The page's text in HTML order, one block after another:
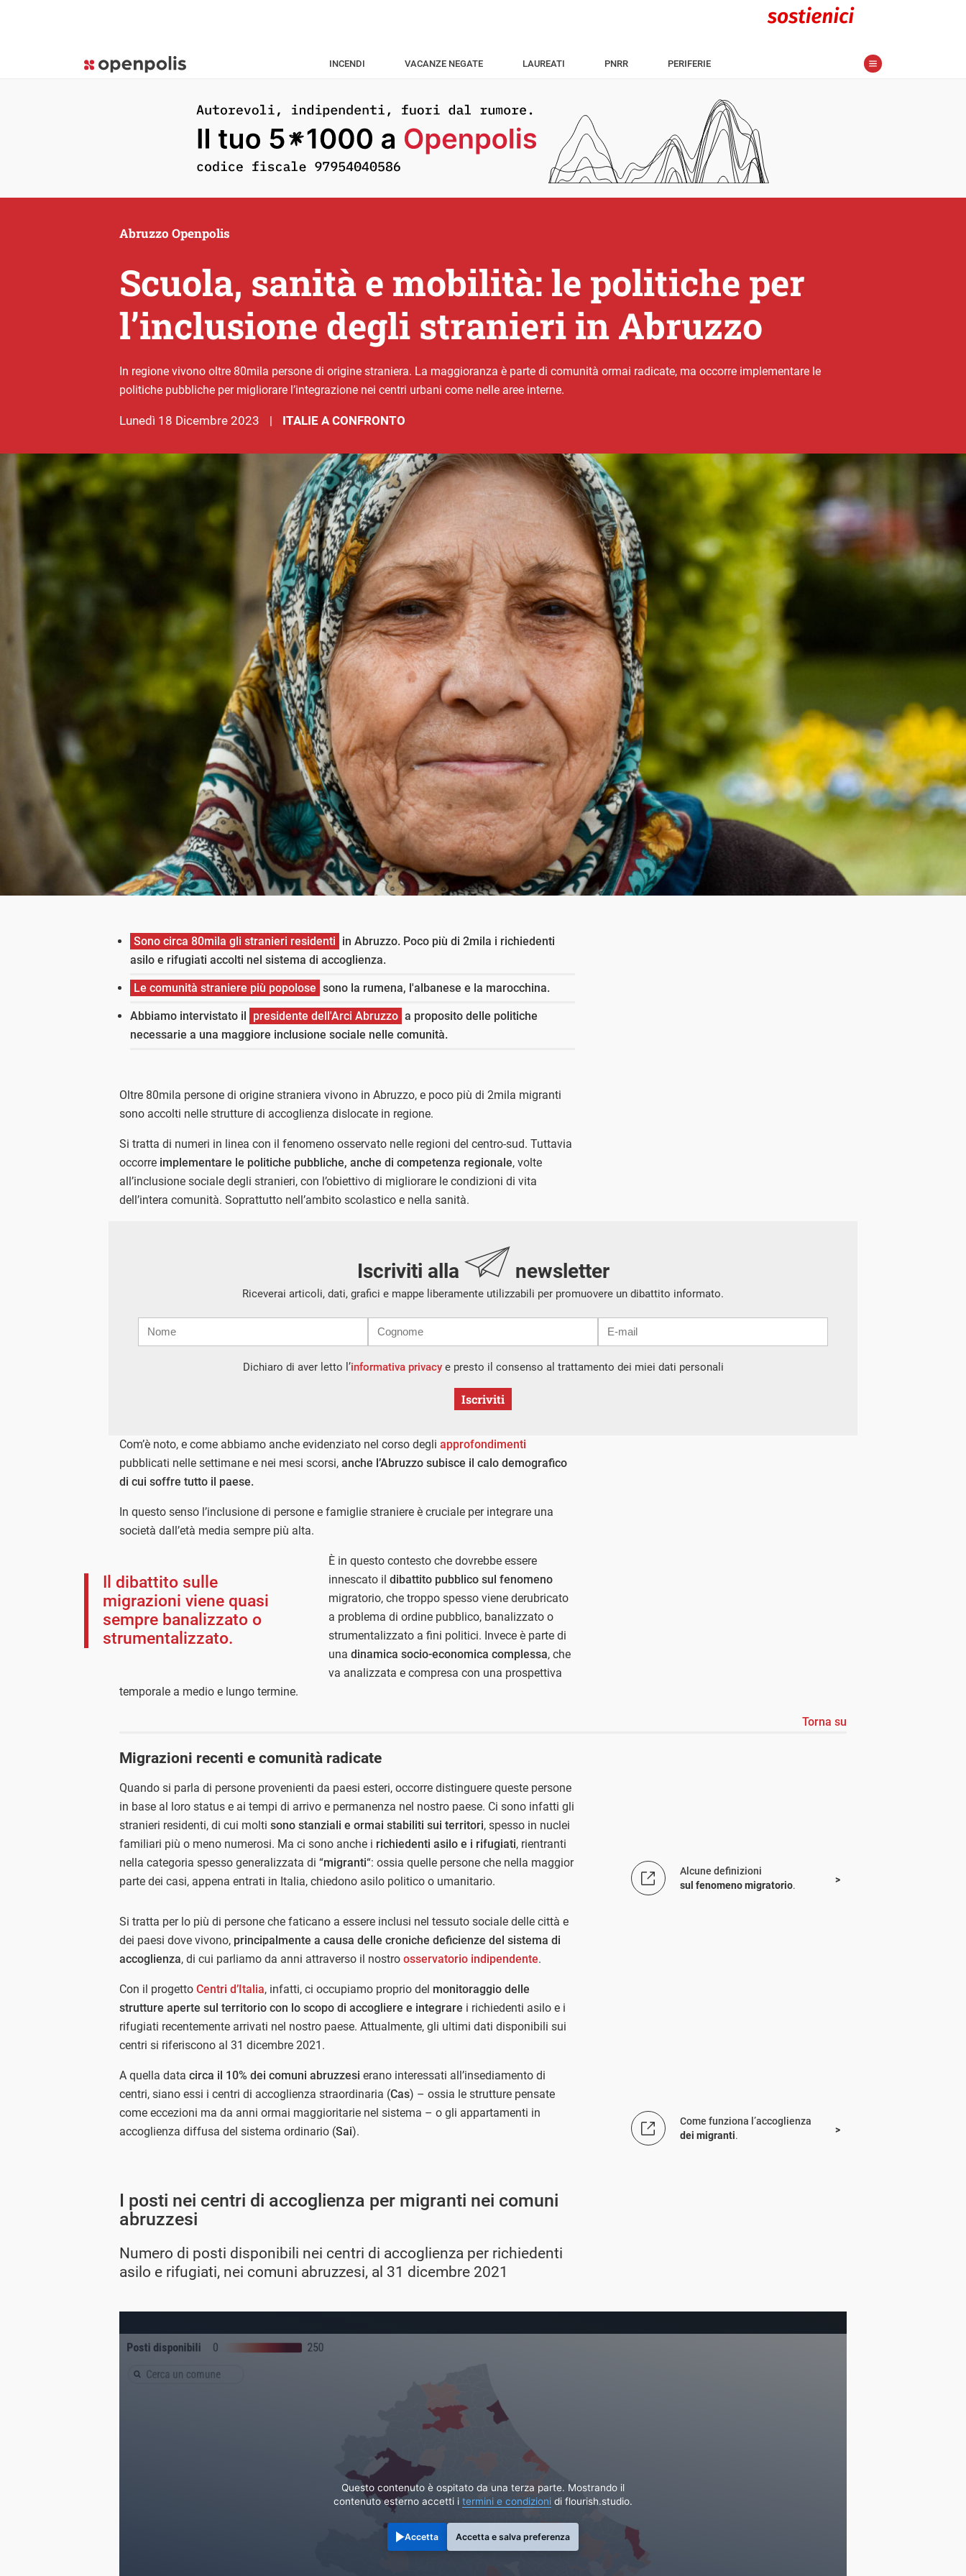
INCENDI VACANZE NEGATE LAUREATI PNRR PERIFERIE
Scuola, sanità e mobilità: le politiche per
l’inclusione degli stranieri in Abruzzo
Abruzzo Openpolis
In regione vivono oltre 80mila persone di origine straniera. La maggioranza è parte di comunità ormai radicate, ma occorre implementare le
politiche pubbliche per migliorare l’integrazione nei centri urbani come nelle aree interne.
lunedì 18 Dicembre 2023 | ITALIE A CONFRONTO
Sono circa 80mila gli stranieri residenti in Abruzzo. Poco più di 2mila i richiedenti
asilo e rifugiati accolti nel sistema di accoglienza.
Le comunità straniere più popolose sono la rumena, l'albanese e la marocchina.
Abbiamo intervistato il presidente dell'Arci Abruzzo a proposito delle politiche
necessarie a una maggiore inclusione sociale nelle comunità.
Oltre 80mila persone di origine straniera vivono in Abruzzo, e poco più di 2mila migranti
sono accolti nelle strutture di accoglienza dislocate in regione.
Si tratta di numeri in linea con il fenomeno osservato nelle regioni del centro-sud. Tuttavia
occorre implementare le politiche pubbliche, anche di competenza regionale, volte
all’inclusione sociale degli stranieri, con l’obiettivo di migliorare le condizioni di vita
dell’intera comunità. Soprattutto nell’ambito scolastico e nella sanità.
Iscriviti alla newsletter
Riceverai articoli, dati, grafici e mappe liberamente utilizzabili per promuovere un dibattito informato.
mail
Dichiaro di aver letto l’informativa privacye presto il consenso al trattamento dei miei dati personali
Iscriviti
Com’è noto, e come abbiamo anche evidenziato nel corso degli approfondimenti
pubblicati nelle settimane e nei mesi scorsi, anche l’Abruzzo subisce il calo demografico
di cui soffre tutto il paese.
In questo senso l’inclusione di persone e famiglie straniere è cruciale per integrare una
società dall’età media sempre più alta.
Il dibattito sulle
migrazioni viene quasi
sempre banalizzato o
strumentalizzato.
È in questo contesto che dovrebbe essere
innescato il dibattito pubblico sul fenomeno
migratorio, che troppo spesso viene derubricato
a problema di ordine pubblico, banalizzato o
strumentalizzato a fini politici. Invece è parte di
una dinamica socio-economica complessa, che
va analizzata e compresa con una prospettiva
temporale a medio e lungo termine.
Torna su
Migrazioni recenti e comunità radicate
Quando si parla di persone provenienti da paesi esteri, occorre distinguere queste persone
in base al loro status e ai tempi di arrivo e permanenza nel nostro paese. Ci sono infatti gli
stranieri residenti, di cui molti sono stanziali e ormai stabiliti sui territori, spesso in nuclei
familiari più o meno numerosi. Ma ci sono anche i richiedenti asilo e i rifugiati, rientranti
nella categoria spesso generalizzata di “migranti“: ossia quelle persone che nella maggior
parte dei casi, appena entrati in Italia, chiedono asilo politico o umanitario.
Alcune definizioni
sul fenomeno migratorio.
Si tratta per lo più di persone che faticano a essere inclusi nel tessuto sociale delle città e
dei paesi dove vivono, principalmente a causa delle croniche deficienze del sistema di
accoglienza, di cui parliamo da anni attraverso il nostro osservatorio indipendente.
Con il progetto Centri d’Italia, infatti, ci occupiamo proprio del monitoraggio delle
strutture aperte sul territorio con lo scopo di accogliere e integrare i richiedenti asilo e i
rifugiati recentemente arrivati nel nostro paese. Attualmente, gli ultimi dati disponibili sui
centri si riferiscono al 31 dicembre 2021.
A quella data circa il 10% dei comuni abruzzesi erano interessati all’insediamento di
centri, siano essi i centri di accoglienza straordinaria (Cas) – ossia le strutture pensate
come eccezioni ma da anni ormai maggioritarie nel sistema – o gli appartamenti in
accoglienza diffusa del sistema ordinario (Sai).
Come funziona l’accoglienza
dei migranti.
I posti nei centri di accoglienza per migranti nei comuni
abruzzesi
Numero di posti disponibili nei centri di accoglienza per richiedenti
asilo e rifugiati, nei comuni abruzzesi, al 31 dicembre 2021
Questo contenuto è ospitato da una terza parte. Mostrando il
contenuto esterno accetti i termini e condizioni di flourish.studio.
Accetta Accetta e salva preferenza